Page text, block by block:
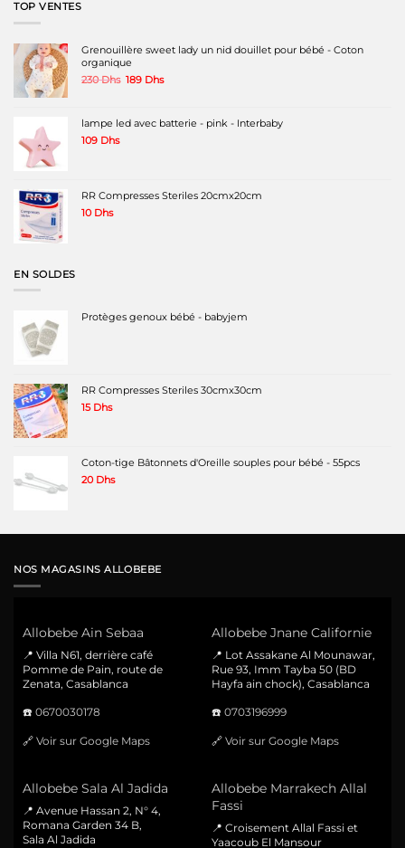
TOP VENTES
Grenouillère sweet lady un nid douillet pour bébé - Coton
organique
230Dhs Le
était :
230 Dhs.
189 DhsLe
189 Dhs.
lampe led avec batterie - pink - Interbaby
109 Dhs
RR Compresses Steriles 20cmx20cm
10 Dhs
EN SOLDES
Protèges genoux bébé - babyjem
RR Compresses Steriles 30cmx30cm
15 Dhs
Coton-tige Bâtonnets d'Oreille souples pour bébé - 55pcs
20 Dhs
NOS MAGASINS ALLOBEBE
Allobebe Ain Sebaa
📍 Villa N61, derrière café
Pomme de Pain, route de
Zenata, Casablanca
☎️ 0670030178
🔗 Voir sur Google Maps
Allobebe Jnane Californie
📍 Lot Assakane Al Mounawar,
Rue 93, Imm Tayba 50 (BD
Hayfa ain chock), Casablanca
☎️ 0703196999
🔗 Voir sur Google Maps
Allobebe Sala Al Jadida
📍 Avenue Hassan 2, N° 4,
Romana Garden 34 B,
Sala Al Jadida
Allobebe Marrakech Allal
Fassi
📍 Croisement Allal Fassi et
Yaacoub El Mansour